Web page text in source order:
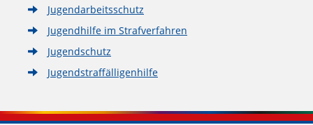
Jugendarbeitsschutz
Jugendhilfe im Strafverfahren
Jugendschutz
Jugendstraffälligenhilfe